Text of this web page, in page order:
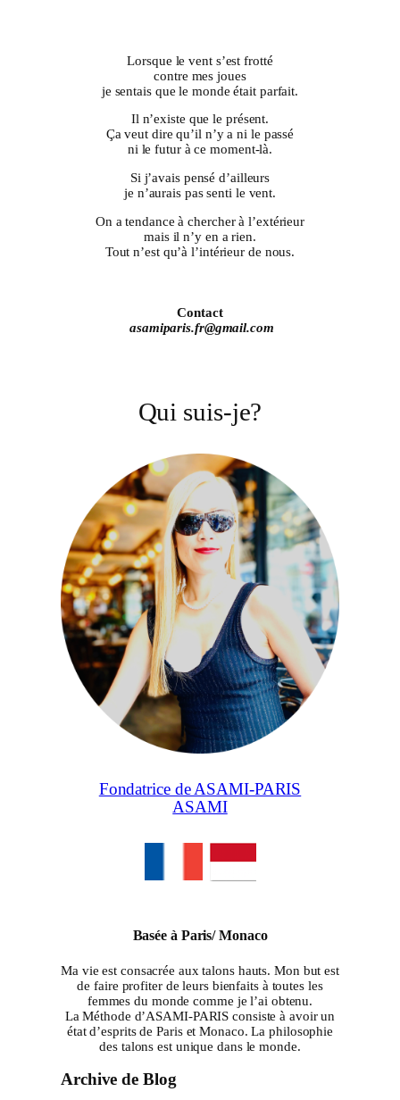
Lorsque le vent s’est frotté
contre mes joues
je sentais que le monde était parfait.
Il n’existe que le présent.
Ça veut dire qu’il n’y a ni le passé
ni le futur à ce moment-là.
Si j’avais pensé d’ailleurs
je n’aurais pas senti le vent.
On a tendance à chercher à l’extérieur
mais il n’y en a rien.
Tout n’est qu’à l’intérieur de nous.
Contact
asamiparis.fr@gmail.com
Qui suis-je?
Fondatrice de ASAMI-PARIS
ASAMI
Basée à Paris/ Monaco
Ma vie est consacrée aux talons hauts. Mon but est
de faire profiter de leurs bienfaits à toutes les
femmes du monde comme je l’ai obtenu.
La Méthode d’ASAMI-PARIS consiste à avoir un
état d’esprits de Paris et Monaco. La philosophie
des talons est unique dans le monde.
Archive de Blog